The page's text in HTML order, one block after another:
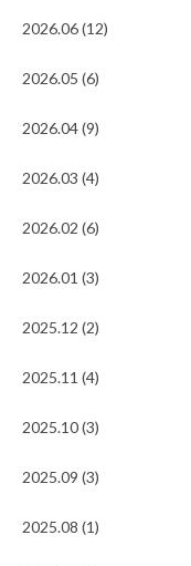
2026.06 (12)
2026.05 (6)
2026.04 (9)
2026.03 (4)
2026.02 (6)
2026.01 (3)
2025.12 (2)
2025.11 (4)
2025.10 (3)
2025.09 (3)
2025.08 (1)